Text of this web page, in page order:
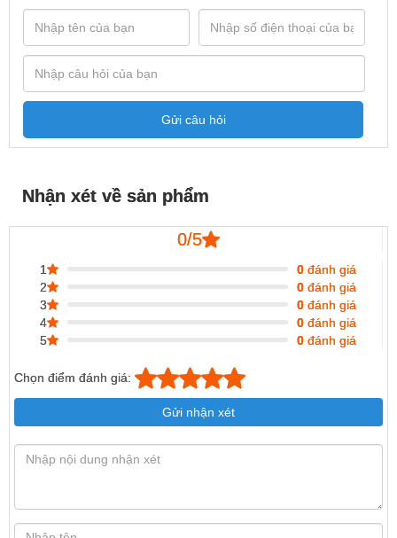
Gửi câu hỏi
Nhận xét về sản phẩm
0/5
1 0 đánh giá
2
0 đánh giá
3
0 đánh giá
4
0 đánh giá
5
0 đánh giá
Chọn điểm đánh giá:
Gửi nhận xét